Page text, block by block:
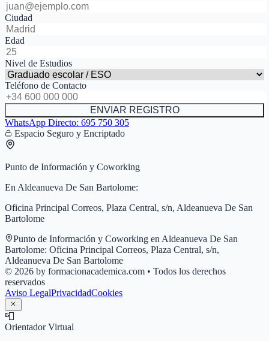
Ciudad
Edad
Nivel de Estudios
Teléfono de Contacto
ENVIAR REGISTRO
WhatsApp Directo: 695 750 305
Espacio Seguro y Encriptado
Punto de Información y Coworking
En Aldeanueva De San Bartolome:
Oficina Principal Correos, Plaza Central, s/n, Aldeanueva De San
Bartolome
Punto de Información y Coworking en Aldeanueva De San
Bartolome: Oficina Principal Correos, Plaza Central, s/n,
Aldeanueva De San Bartolome
© 2026 by formacionacademica.com • Todos los derechos
reservados
Aviso LegalPrivacidadCookies
📮
Orientador Virtual